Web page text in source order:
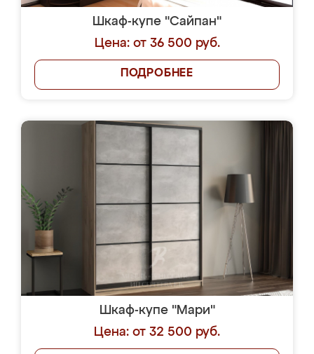
Шкаф-купе "Сайпан"
Цена: от 36 500 руб.
ПОДРОБНЕЕ
Шкаф-купе "Мари"
Цена: от 32 500 руб.